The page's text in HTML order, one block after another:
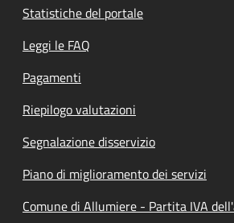
Statistiche del portale
Leggi le FAQ
Pagamenti
Riepilogo valutazioni
Segnalazione disservizio
Piano di miglioramento dei servizi
Comune di Allumiere - Partita IVA